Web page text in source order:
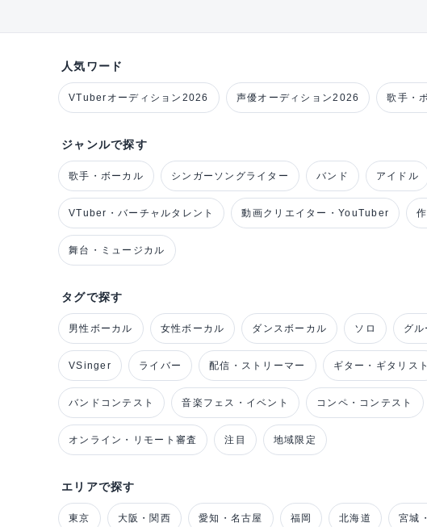
人気ワード
VTuberオーディション2026 声優オーディション2026 歌手・
ジャンルで探す
歌手・ボーカル シンガーソングライター バンド アイドル
VTuber・バーチャルタレント 動画クリエイター・YouTuber
舞台・ミュージカル
タグで探す
男性ボーカル 女性ボーカル ダンスボーカル ソロ グル
VSinger ライバー 配信・ストリーマー ギター・ギタリスト
バンドコンテスト 音楽フェス・イベント コンペ・コンテスト
オンライン・リモート審査 注目 地域限定
エリアで探す
東京 大阪・関西 愛知・名古屋 福岡 北海道 宮城